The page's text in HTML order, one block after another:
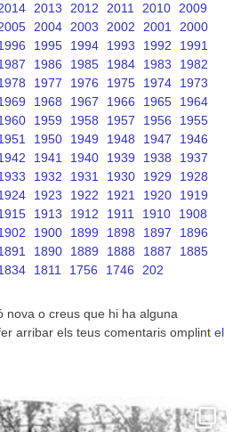
2013 2012 2011 2010 2009
2004 2003 2002 2001
2000
1995 1994 1993 1992
1991
1986 1985 1984 1983
1982
1977 1976 1975 1974
1973
1968 1967 1966 1965
1964
1959 1958 1957 1956
1955
1950 1949 1948 1947
1946
1941 1940 1939 1938
1937
1932 1931 1930 1929
1928
1923 1922 1921 1920
1919
1913 1912 1911 1910
1908
1900 1899 1898 1897
1896
1890 1889 1888 1887
1885
1811 1756 1746 202
nova o creus que hi ha alguna
arribar els teus comentaris omplint el